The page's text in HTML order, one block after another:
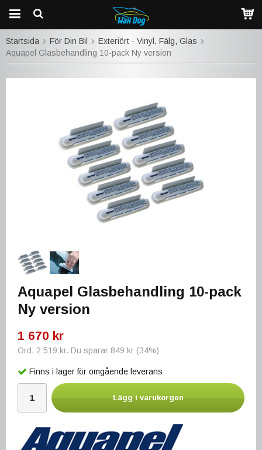
Startsida För Din Bil
Exteriört - Vinyl, Fälg, Glas
Aquapel Glasbehandling 10-pack Ny version
Aquapel Glasbehandling 10-pack
Ny version
1 670 kr
Ord. 2 519 kr. Du sparar 849 kr (34%)
Finns i lager för omgående leverans
Lägg i varukorgen